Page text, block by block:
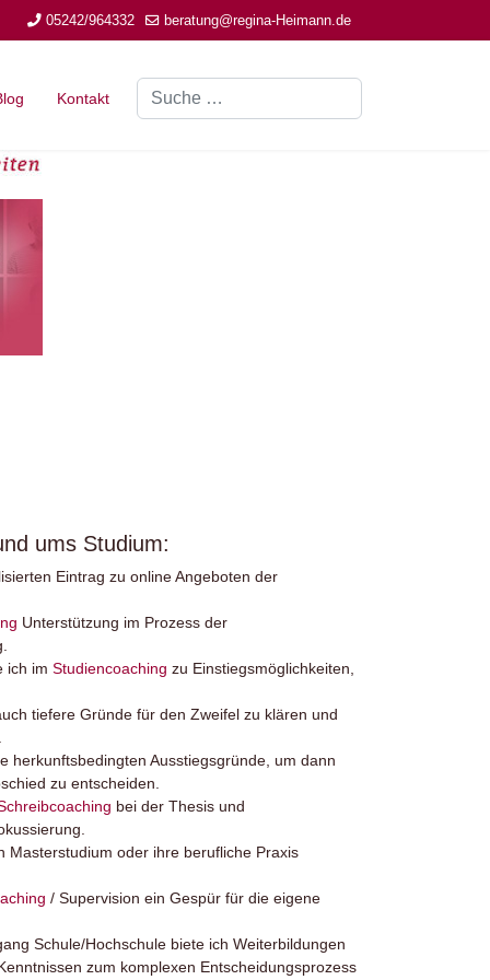
05242/964332 beratung@regina-Heimann.de
Kontakt
Suchen
ums Studium:
Eintrag zu online Angeboten der
Unterstützung im Prozess der
ich im Studiencoaching zu Einstiegsmöglichkeiten,
tiefere Gründe für den Zweifel zu klären und
herkunftsbedingten Ausstiegsgründe, um dann
zu entscheiden.
bei der Thesis und
Masterstudium oder ihre berufliche Praxis
/ Supervision ein Gespür für die eigene
Schule/Hochschule biete ich Weiterbildungen
zum komplexen Entscheidungsprozess